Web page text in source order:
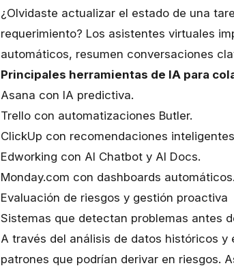
¿Olvidaste actualizar el estado de una
requerimiento? Los asistentes virtuales
automáticos, resumen conversaciones
Principales herramientas de IA para
Asana con IA predictiva.
Trello con automatizaciones Butler.
ClickUp con recomendaciones
Edworking con AI Chatbot y AI Docs​​.
Monday.com con dashboards automáticos.
Evaluación de riesgos y gestión proactiva
Sistemas que detectan problemas antes
A través del análisis de datos históricos
patrones que podrían derivar en riesgos.